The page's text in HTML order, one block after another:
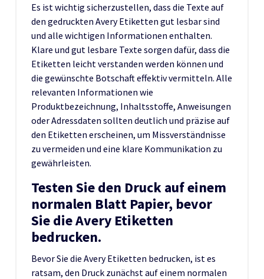
Es ist wichtig sicherzustellen, dass die Texte auf
den gedruckten Avery Etiketten gut lesbar sind
und alle wichtigen Informationen enthalten.
Klare und gut lesbare Texte sorgen dafür, dass die
Etiketten leicht verstanden werden können und
die gewünschte Botschaft effektiv vermitteln. Alle
relevanten Informationen wie
Produktbezeichnung, Inhaltsstoffe, Anweisungen
oder Adressdaten sollten deutlich und präzise auf
den Etiketten erscheinen, um Missverständnisse
zu vermeiden und eine klare Kommunikation zu
gewährleisten.
Testen Sie den Druck auf einem
normalen Blatt Papier, bevor
Sie die Avery Etiketten
bedrucken.
Bevor Sie die Avery Etiketten bedrucken, ist es
ratsam, den Druck zunächst auf einem normalen